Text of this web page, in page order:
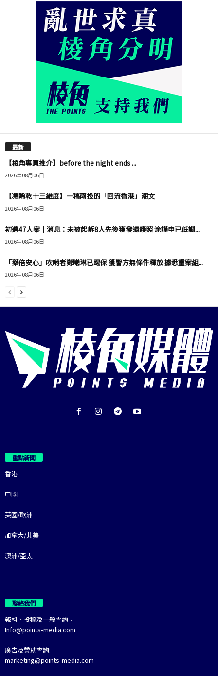
最新
【棱角專頁推介】before the night ends ...
2026年08月06日
【馮睎乾十三維度】一稿兩投的「回流香港」潮文
2026年08月06日
初選47人案｜消息：未被起訴8人先後獲發還護照 涂謹申已低調...
2026年08月06日
「藥倍安心」吹哨者鄭曦琳已踢保 獲警方無條件釋放 據悉重案組...
2026年08月06日
重點新聞
香港
中國
英國/歐洲
加拿大/北美
澳洲/亞太
聯絡我們
報料、投稿及一般查詢：
Info@points-media.com
廣告及贊助查詢:
marketing@points-media.com